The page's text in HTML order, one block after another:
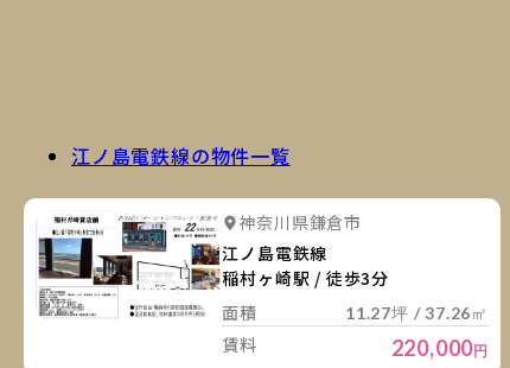
江ノ島電鉄線の物件一覧
詳細を見る
神奈川県鎌倉市
江ノ島電鉄線
稲村ヶ崎駅 / 徒歩3分
面積
11.27坪 / 37.26㎡
賃料 220,000円